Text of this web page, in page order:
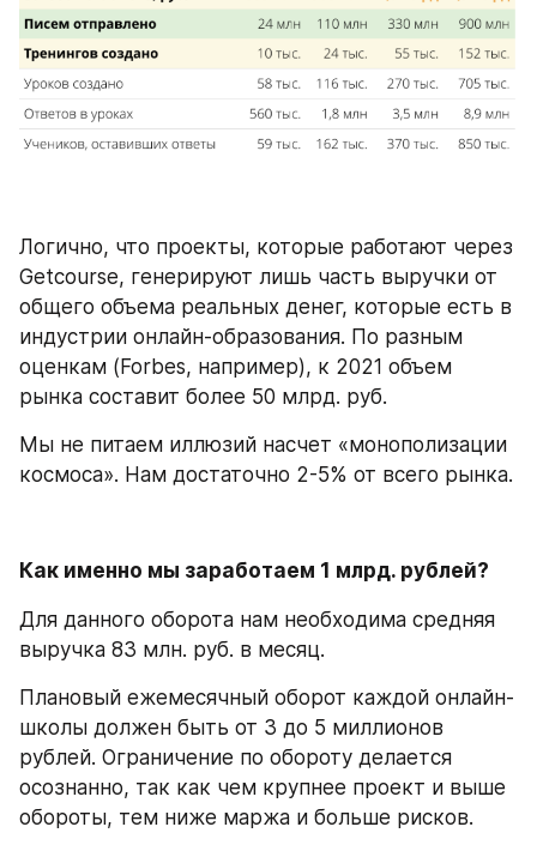
Логично, что проекты, которые работают через
Getcourse, генерируют лишь часть выручки от
общего объема реальных денег, которые есть в
индустрии онлайн-образования. По разным
оценкам (Forbes, например), к 2021 объем
рынка составит более 50 млрд. руб.
Мы не питаем иллюзий насчет «монополизации
космоса». Нам достаточно 2-5% от всего рынка.
Как именно мы заработаем 1 млрд. рублей?
Для данного оборота нам необходима средняя
выручка 83 млн. руб. в месяц.
Плановый ежемесячный оборот каждой онлайн-
школы должен быть от 3 до 5 миллионов
рублей. Ограничение по обороту делается
осознанно, так как чем крупнее проект и выше
обороты, тем ниже маржа и больше рисков.